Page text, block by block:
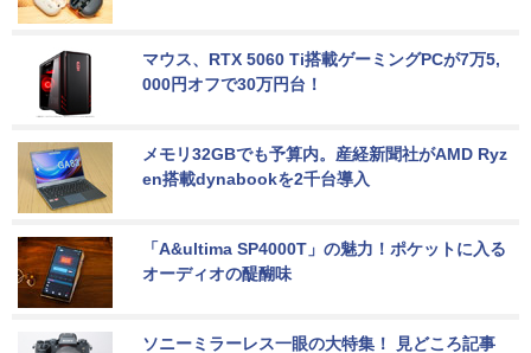
マウス、RTX 5060 Ti搭載ゲーミングPCが7万5,
000円オフで30万円台！
メモリ32GBでも予算内。産経新聞社がAMD Ryz
en搭載dynabookを2千台導入
「A&ultima SP4000T」の魅力！ポケットに入る
オーディオの醍醐味
ソニーミラーレス一眼の大特集！ 見どころ記事